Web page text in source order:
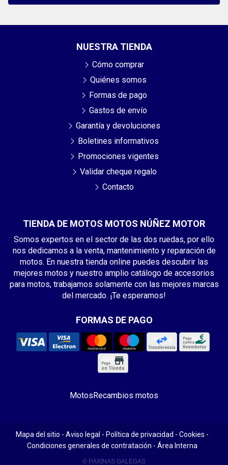
TIENDA DE MOTOS MOTOS NÚÑEZ MOTOR
Somos expertos en el sector de las dos ruedas, por ello
nos dedicamos a la venta, mantenimiento y reparación de
motos. En nuestra tienda online puedes descubrir las
mejores motos y nuestro amplio catálogo de accesorios
para motos, trabajamos solamente con las mejores marcas
del mercado. ¡Te esperamos!
FORMAS DE PAGO
NUESTRA TIENDA
Cómo comprar
Quiénes somos
Formas de pago
Gastos de envío
Garantía y devoluciones
Boletines informativos
Promociones vigentes
Validar cheque regalo
Contacto
MotosRecambios motos
Mapa del sitio - Aviso legal - Política de privacidad - Cookies -
Condiciones generales de contratación - Área Interna
© PÁXINAS GALEGAS